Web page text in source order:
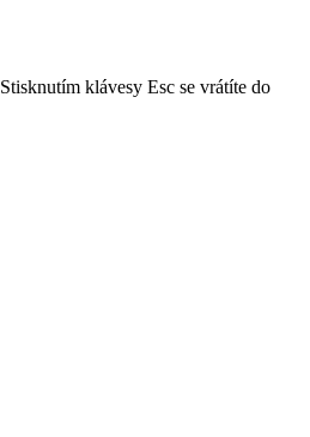
klávesy Esc se vrátíte do